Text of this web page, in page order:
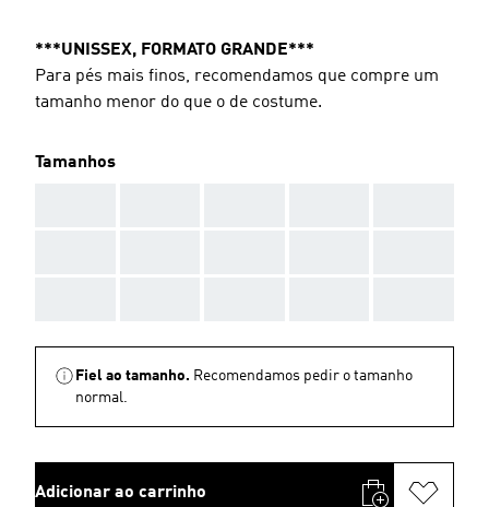
***UNISSEX, FORMATO GRANDE***
Para pés mais finos, recomendamos que compre um
tamanho menor do que o de costume.
Tamanhos
Fiel ao tamanho. Recomendamos pedir o tamanho
normal.
Adicionar ao carrinho